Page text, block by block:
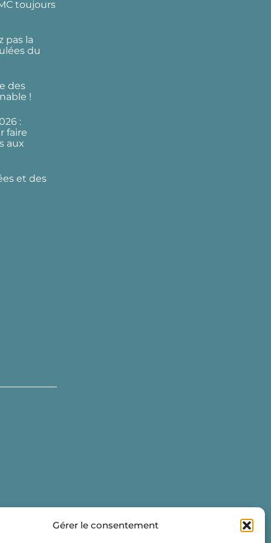
Gérer le consentement
toujours
pas la
du
des
!
:
faire
aux
et des